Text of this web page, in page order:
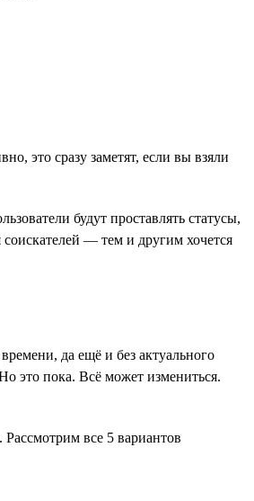
это сразу заметят, если вы взяли
будут проставлять статусы,
— тем и другим хочется
да ещё и без актуального
это пока. Всё может измениться.
. Рассмотрим все 5 вариантов